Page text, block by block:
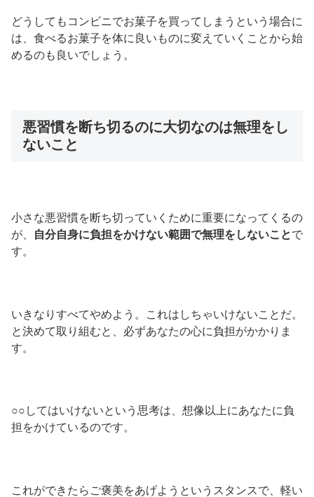
どうしてもコンビニでお菓子を買ってしまうという場合に
は、食べるお菓子を体に良いものに変えていくことから始
めるのも良いでしょう。
悪習慣を断ち切るのに大切なのは無理をし
ないこと
小さな悪習慣を断ち切っていくために重要になってくるの
が、
自分自身に負担をかけない範囲で無理をしないことで
す。
いきなりすべてやめよう。これはしちゃいけないことだ。
と決めて取り組むと、必ずあなたの心に負担がかかりま
す。
○○してはいけないという思考は、想像以上にあなたに負
担をかけているのです。
これができたらご褒美をあげようというスタンスで、軽い